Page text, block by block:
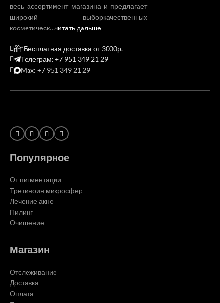
весь ассортимент магазина и предлагает
широкий выборкачественных
косметическ…читать дальше
*Бесплатная доставка от 3000р.
Телеграм: +7 951 349 21 29
Max: +7 951 349 21 29
Популярное
От пигментации
Третиноин микросфер
Лечение акне
Пилинг
Очищение
Магазин
Отслеживание
Доставка
Оплата